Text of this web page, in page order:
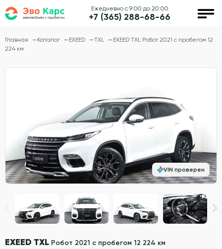
Ежедневно с 9:00 до 20:00
+7 (365) 288-68-66
Главная Каталог EXEED TXL
EXEED TXL Робот 2021 с пробегом 12
224 км
EXEED TXL Робот 2021 с пробегом 12 224 км
VIN проверен